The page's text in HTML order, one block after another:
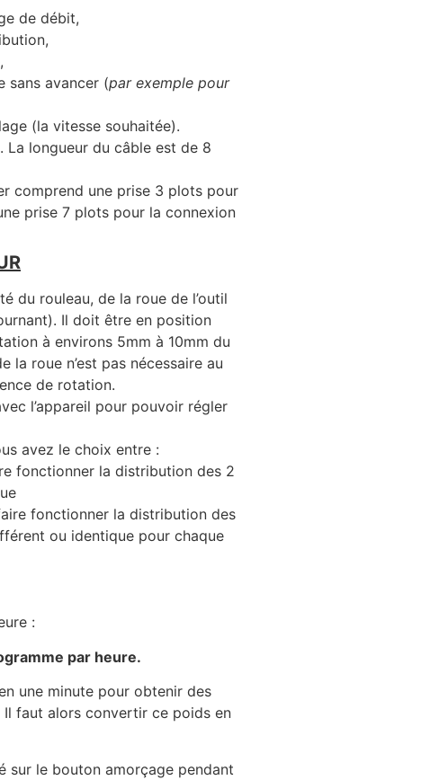
de débit,
sans avancer (par exemple pour
(la vitesse souhaitée).
longueur du câble est de 8
comprend une prise 3 plots pour
prise 7 plots pour la connexion
du rouleau, de la roue de l’outil
Il doit être en position
à environs 5mm à 10mm du
la roue n’est pas nécessaire au
de rotation.
l’appareil pour pouvoir régler
avez le choix entre :
fonctionner la distribution des 2
fonctionner la distribution des
ou identique pour chaque
:
par heure.
une minute pour obtenir des
faut alors convertir ce poids en
sur le bouton amorçage pendant